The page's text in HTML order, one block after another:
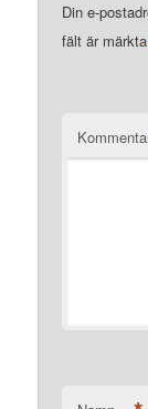
Din e-
fält är